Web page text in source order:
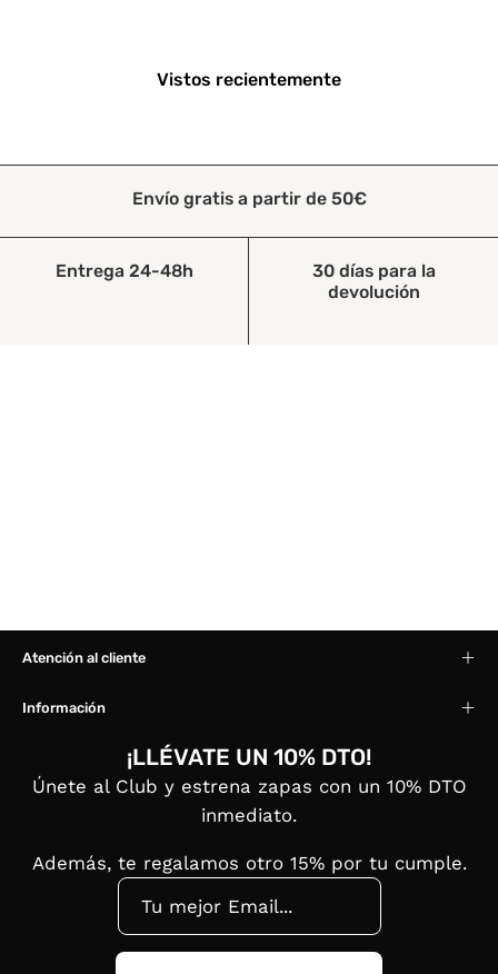
Vistos recientemente
Envío gratis a partir de 50€
Entrega 24-48h
30 días para la
devolución
Atención al cliente
Información
¡LLÉVATE UN 10% DTO!
Únete al Club y estrena zapas con un 10% DTO
inmediato.
Además, te regalamos otro 15% por tu cumple.